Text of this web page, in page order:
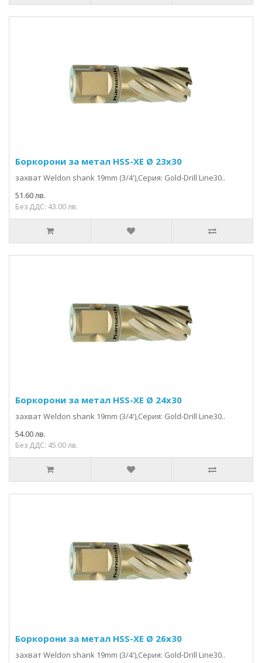
Боркорони за метал HSS-XE Ø 23x30
захвaт Weldon shank 19mm (3/4'),Серия: Gold-Drill Line30..
51.60 лв.
Без ДДС: 43.00 лв.
Боркорони за метал HSS-XE Ø 24x30
захвaт Weldon shank 19mm (3/4'),Серия: Gold-Drill Line30..
54.00 лв.
Без ДДС: 45.00 лв.
Боркорони за метал HSS-XE Ø 26x30
захвaт Weldon shank 19mm (3/4'),Серия: Gold-Drill Line30..